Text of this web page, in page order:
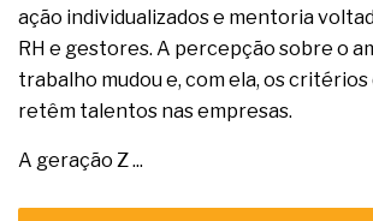
ação individualizados e mentoria
RH e gestores. A percepção sobre o
trabalho mudou e, com ela, os
retêm talentos nas empresas.
A geração Z ...